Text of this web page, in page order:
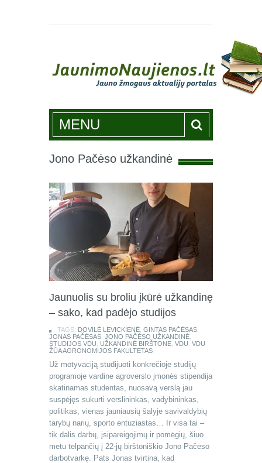
Jaunimonaujienos.lt
MENU
Jono Pačėso užkandinė
Jaunuolis su broliu įkūrė užkandinę
– sako, kad padėjo studijos
TAGS: DOVILĖ LEVICKIENĖ GINTAS PAČĖSAS
JONAS PAČĖSAS JONO PAČĖSO UŽKANDINĖ
STUDIJOS VDU
UŽKANDINĖ BIRŠTONE VDU VDU
ŽŪA AGRONOMIJOS FAKULTETAS
Už motyvaciją studijuoti konkrečioje studijų
programoje vardine agroverslo įmonės stipendija
skatinamas studentas, nuosavą verslą jau
suspėjęs sukurti verslininkas, vadybininkas,
politikas, vienas jauniausių šalyje savivaldybių
tarybų narių, sporto entuziastas… Ir visa tai –
tik dalis darbų, įsipareigojimų ir pomėgių, šiuo
metu telpančių į 22-jų birštoniškio Jono Pačėso
darbotvarkę. Pats Jonas tvirtina, kad